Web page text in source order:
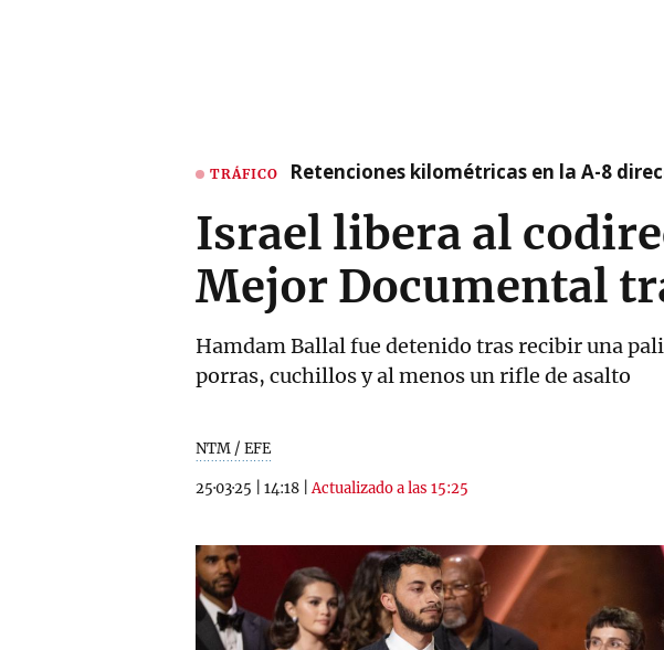
TRÁFICO Retenciones kilométricas en la A-8
Israel libera al
Mejor Documental
Hamdam Ballal fue detenido tras recibir una
porras, cuchillos y al menos un rifle de asalto
NTM / EFE
25·03·25 14:18 |Actualizado a las 15:25